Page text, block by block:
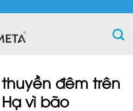
đêm trên
vì bão